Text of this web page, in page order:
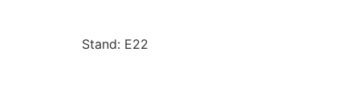
Stand: E22